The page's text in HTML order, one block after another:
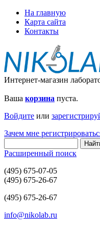
На главную
Карта сайта
Контакты
Интернет-магазин
Ваша корзина пуста.
Войдите или
Зачем мне
Расширенный поиск
(495) 675-07-05
(495) 675-26-67
(495) 675-26-67
info@nikolab.ru